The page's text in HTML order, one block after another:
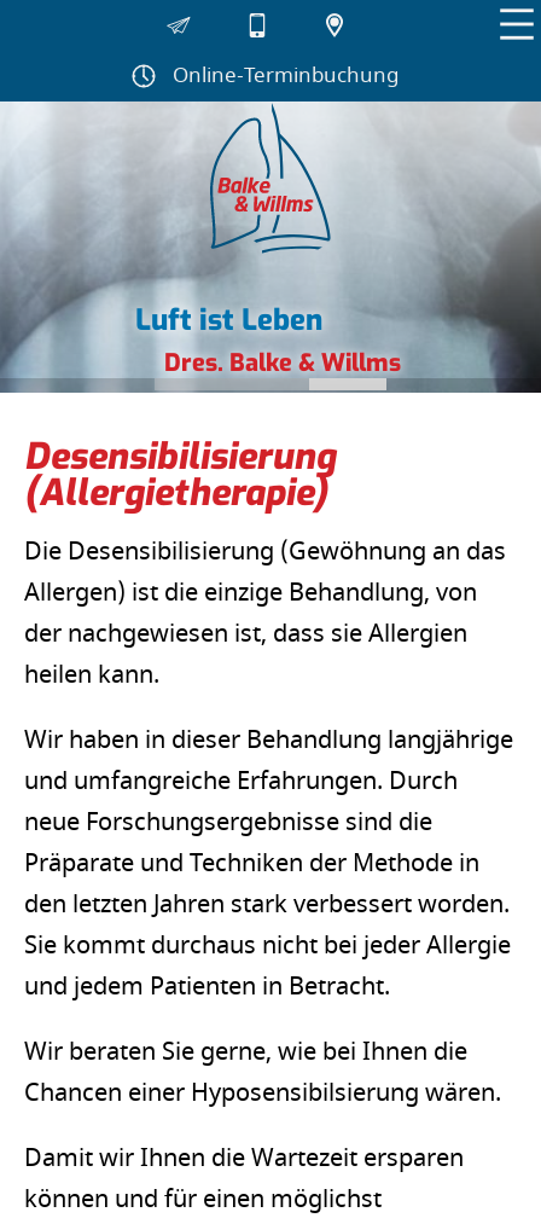
Navigation
überspringen
Online-Terminbuchung
Luft ist Leben
Dres. Balke & Willms
Desensibilisierung
(Allergietherapie)
Die Desensibilisierung (Gewöhnung an das
Allergen) ist die einzige Behandlung, von
der nachgewiesen ist, dass sie Allergien
heilen kann.
Wir haben in dieser Behandlung langjährige
und umfangreiche Erfahrungen. Durch
neue Forschungsergebnisse sind die
Präparate und Techniken der Methode in
den letzten Jahren stark verbessert worden.
Sie kommt durchaus nicht bei jeder Allergie
und jedem Patienten in Betracht.
Wir beraten Sie gerne, wie bei Ihnen die
Chancen einer Hyposensibilsierung wären.
Damit wir Ihnen die Wartezeit ersparen
können und für einen möglichst